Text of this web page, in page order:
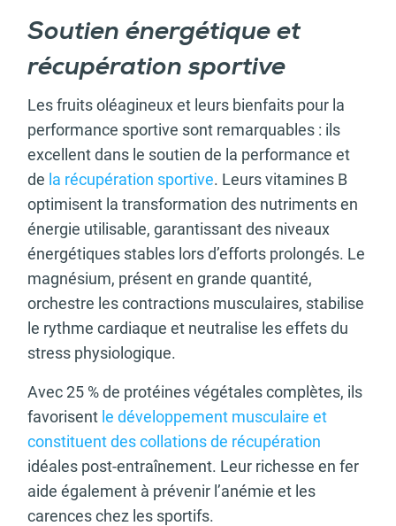
Soutien énergétique et
récupération sportive
Les fruits oléagineux et leurs bienfaits pour la
performance sportive sont remarquables : ils
excellent dans le soutien de la performance et
de la récupération sportive. Leurs vitamines B
optimisent la transformation des nutriments en
énergie utilisable, garantissant des niveaux
énergétiques stables lors d’efforts prolongés. Le
magnésium, présent en grande quantité,
orchestre les contractions musculaires, stabilise
le rythme cardiaque et neutralise les effets du
stress physiologique.
Avec 25 % de protéines végétales complètes, ils
favorisent le développement musculaire et
constituent des collations de récupération
idéales post-entraînement. Leur richesse en fer
aide également à prévenir l’anémie et les
carences chez les sportifs.